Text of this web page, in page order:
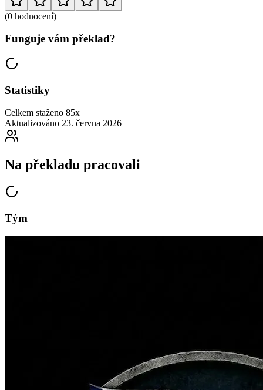
(0 hodnocení)
Funguje vám překlad?
Statistiky
Celkem staženo 85x
Aktualizováno 23. června 2026
Na překladu pracovali
Tým